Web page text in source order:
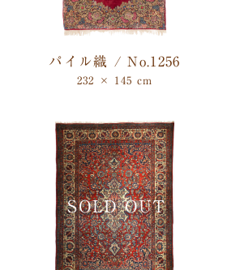
パイル織 / No.1256
232 × 145 cm